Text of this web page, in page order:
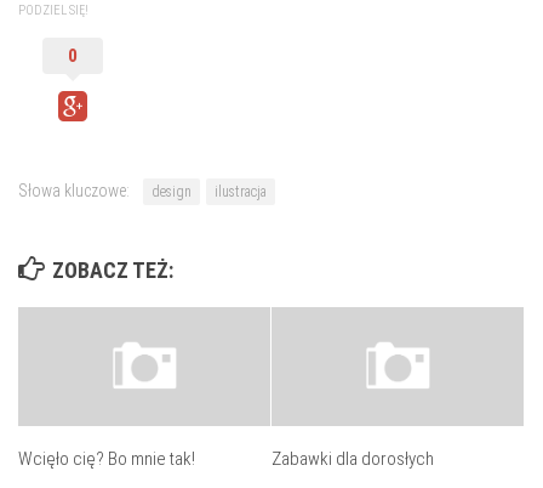
PODZIEL SIĘ!
0
Słowa kluczowe: design ilustracja
ZOBACZ TEŻ:
Wcięło cię? Bo mnie tak! Zabawki dla dorosłych